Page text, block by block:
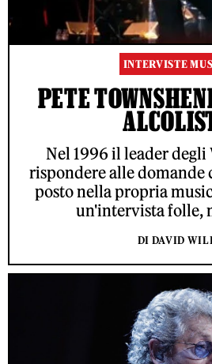
INTERVISTE
PETE
Nel 1996 il leader degli
rispondere alle domande
posto nella propria
un'intervista folle,
DI DAVID